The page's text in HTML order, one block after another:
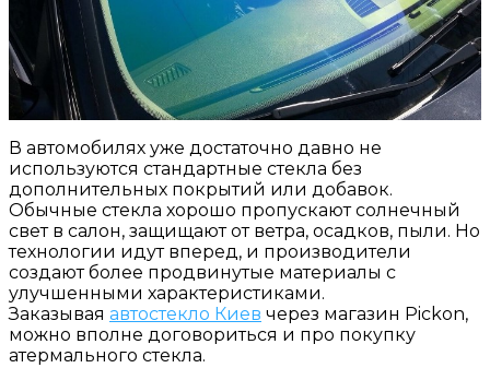
В автомобилях уже достаточно давно не
используются стандартные стекла без
дополнительных покрытий или добавок.
Обычные стекла хорошо пропускают солнечный
свет в салон, защищают от ветра, осадков, пыли. Но
технологии идут вперед, и производители
создают более продвинутые материалы с
улучшенными характеристиками.
Заказывая автостекло Киев через магазин Pickon,
можно вполне договориться и про покупку
атермального стекла.